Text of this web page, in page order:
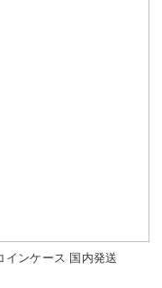
インケース 国内発送